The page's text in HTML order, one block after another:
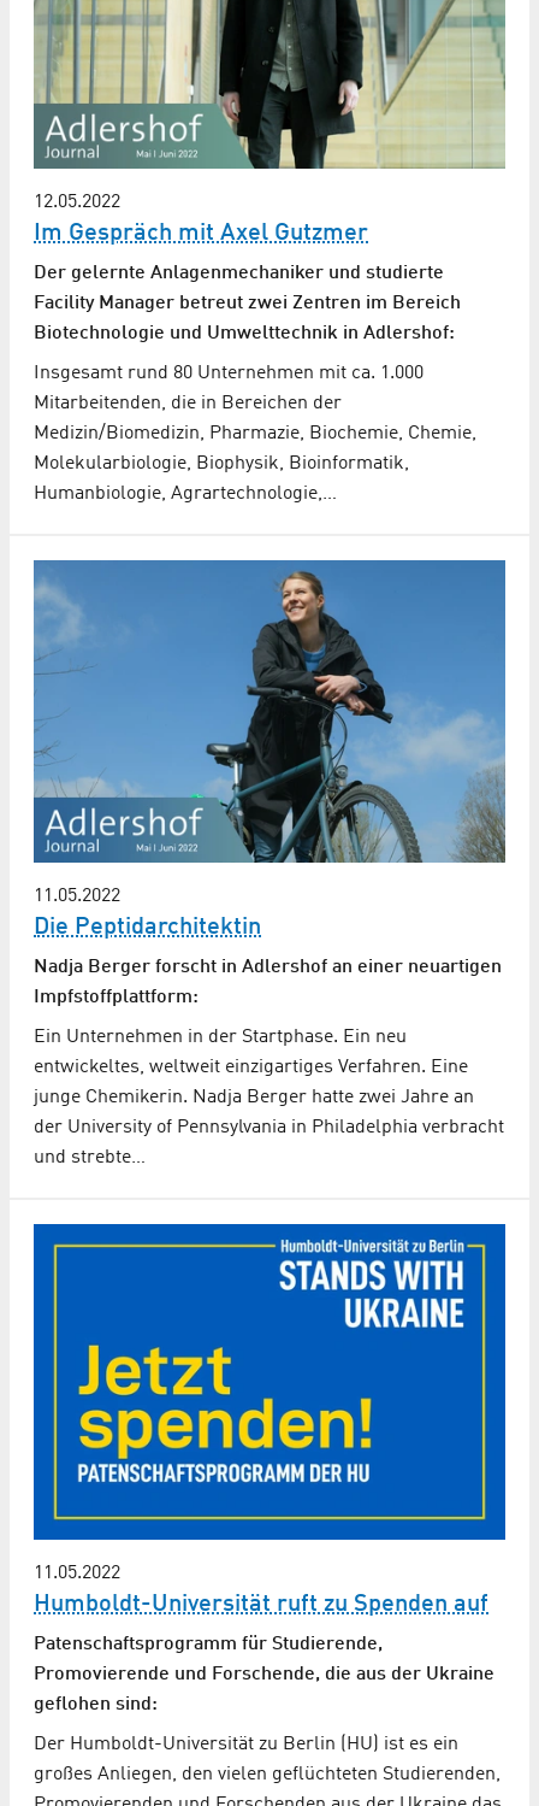
12.05.2022
Im Gespräch mit Axel Gutzmer
Der gelernte Anlagenmechaniker und studierte
Facility Manager betreut zwei Zentren im Bereich
Biotechnologie und Umwelttechnik in Adlershof:
Insgesamt rund 80 Unternehmen mit ca. 1.000
Mitarbeitenden, die in Bereichen der
Medizin/Biomedizin, Pharmazie, Biochemie, Chemie,
Molekularbiologie, Biophysik, Bioinformatik,
Humanbiologie, Agrartechnologie,…
11.05.2022
Die Peptidarchitektin
Nadja Berger forscht in Adlershof an einer neuartigen
Impfstoffplattform:
Ein Unternehmen in der Startphase. Ein neu
entwickeltes, weltweit einzigartiges Verfahren. Eine
junge Chemikerin. Nadja Berger hatte zwei Jahre an
der University of Pennsylvania in Philadelphia verbracht
und strebte…
11.05.2022
Humboldt-Universität ruft zu Spenden auf
Patenschaftsprogramm für Studierende,
Promovierende und Forschende, die aus der Ukraine
geflohen sind:
Der Humboldt-Universität zu Berlin (HU) ist es ein
großes Anliegen, den vielen geflüchteten Studierenden,